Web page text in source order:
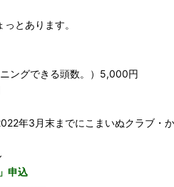
あります。
ングできる頭数。）5,000円
年3月末までにこまいぬクラブ・
申込